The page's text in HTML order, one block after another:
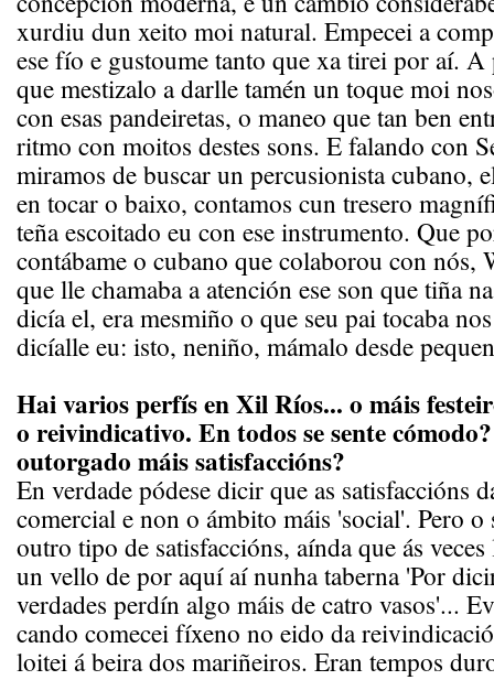
xurdiu dun xeito moi natural. Empecei a
ese fío e gustoume tanto que xa tirei por aí.
que mestizalo a darlle tamén un toque moi
con esas pandeiretas, o maneo que tan ben
ritmo con moitos destes sons. E falando con
miramos de buscar un percusionista cubano,
en tocar o baixo, contamos cun tresero
teña escoitado eu con ese instrumento. Que
contábame o cubano que colaborou con
que lle chamaba a atención ese son que tiña
dicía el, era mesmiño o que seu pai tocaba
dicíalle eu: isto, neniño, mámalo desde
Hai varios perfís en Xil Ríos... o máis
o reivindicativo. En todos se sente
outorgado máis satisfaccións?
En verdade pódese dicir que as satisfaccións
comercial e non o ámbito máis 'social'. Pero
outro tipo de satisfaccións, aínda que ás veces
un vello de por aquí aí nunha taberna 'Por
verdades perdín algo máis de catro vasos'...
cando comecei fíxeno no eido da
loitei á beira dos mariñeiros. Eran tempos